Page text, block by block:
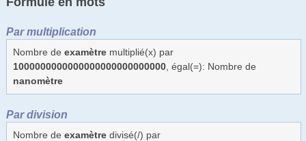
Par multiplication
Nombre de examètremultiplié(x) par
1000000000000000000000000000, égal(=): Nombre de
nanomètre
Par division
Nombre de examètredivisé(/) par